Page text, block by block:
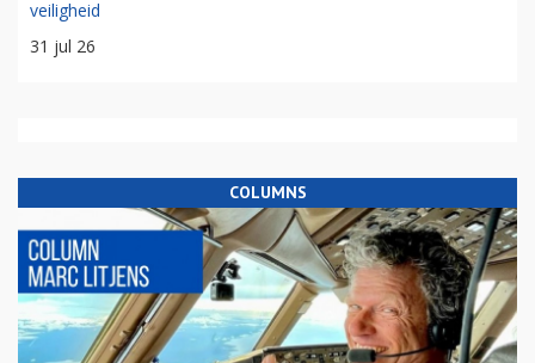
veiligheid
31 jul 26
COLUMNS